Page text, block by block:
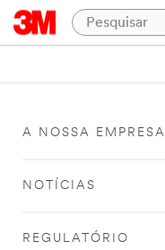
A NOSSA EMPRESA
NOTÍCIAS
REGULATÓRIO